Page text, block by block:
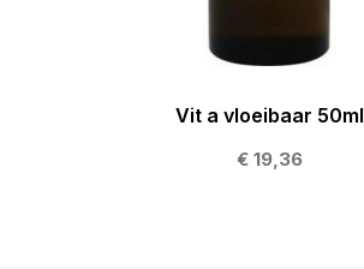
Vit a vloeibaar 50ml
€ 19,36